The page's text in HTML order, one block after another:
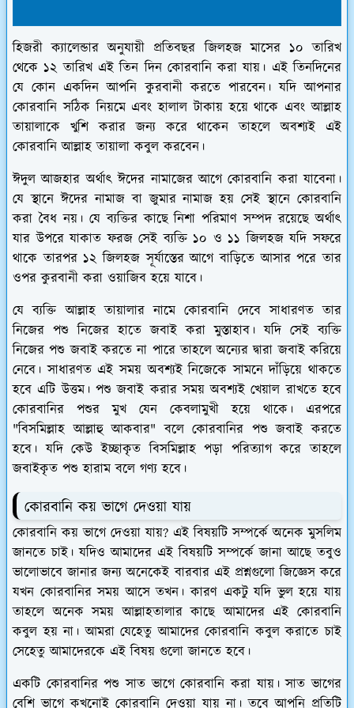
হিজরী ক্যালেন্ডার অনুযায়ী প্রতিবছর জিলহজ মাসের ১০ তারিখ
থেকে ১২ তারিখ এই তিন দিন কোরবানি করা যায়। এই তিনদিনের
যে কোন একদিন আপনি কুরবানী করতে পারবেন। যদি আপনার
কোরবানি সঠিক নিয়মে এবং হালাল টাকায় হয়ে থাকে এবং আল্লাহ
তায়ালাকে খুশি করার জন্য করে থাকেন তাহলে অবশ্যই এই
কোরবানি আল্লাহ তায়ালা কবুল করবেন।
ঈদুল আজহার অর্থাৎ ঈদের নামাজের আগে কোরবানি করা যাবেনা।
যে স্থানে ঈদের নামাজ বা জুমার নামাজ হয় সেই স্থানে কোরবানি
করা বৈধ নয়। যে ব্যক্তির কাছে নিশা পরিমাণ সম্পদ রয়েছে অর্থাৎ
যার উপরে যাকাত ফরজ সেই ব্যক্তি ১০ ও ১১ জিলহজ যদি সফরে
থাকে তারপর ১২ জিলহজ সূর্যাস্তের আগে বাড়িতে আসার পরে তার
ওপর কুরবানী করা ওয়াজিব হয়ে যাবে।
যে ব্যক্তি আল্লাহ তায়ালার নামে কোরবানি দেবে সাধারণত তার
নিজের পশু নিজের হাতে জবাই করা মুস্তাহাব। যদি সেই ব্যক্তি
নিজের পশু জবাই করতে না পারে তাহলে অন্যের দ্বারা জবাই করিয়ে
নেবে। সাধারণত এই সময় অবশ্যই নিজেকে সামনে দাঁড়িয়ে থাকতে
হবে এটি উত্তম। পশু জবাই করার সময় অবশ্যই খেয়াল রাখতে হবে
কোরবানির পশুর মুখ যেন কেবলামুখী হয়ে থাকে। এরপরে
"বিসমিল্লাহ আল্লাহু আকবার" বলে কোরবানির পশু জবাই করতে
হবে। যদি কেউ ইচ্ছাকৃত বিসমিল্লাহ পড়া পরিত্যাগ করে তাহলে
জবাইকৃত পশু হারাম বলে গণ্য হবে।
কোরবানি কয় ভাগে দেওয়া যায়
কোরবানি কয় ভাগে দেওয়া যায়? এই বিষয়টি সম্পর্কে অনেক মুসলিম
জানতে চাই। যদিও আমাদের এই বিষয়টি সম্পর্কে জানা আছে তবুও
ভালোভাবে জানার জন্য অনেকেই বারবার এই প্রশ্নগুলো জিজ্ঞেস করে
যখন কোরবানির সময় আসে তখন। কারণ একটু যদি ভুল হয়ে যায়
তাহলে অনেক সময় আল্লাহতালার কাছে আমাদের এই কোরবানি
কবুল হয় না। আমরা যেহেতু আমাদের কোরবানি কবুল করাতে চাই
সেহেতু আমাদেরকে এই বিষয় গুলো জানতে হবে।
একটি কোরবানির পশু সাত ভাগে কোরবানি করা যায়। সাত ভাগের
বেশি ভাগে কখনোই কোরবানি দেওয়া যায় না। তবে আপনি প্রতিটি